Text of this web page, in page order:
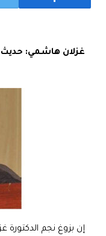
غزلان هاشمي: حديث
إن بزوغ نجم